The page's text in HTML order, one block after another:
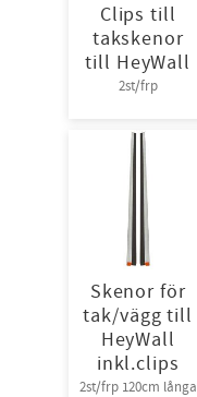
Clips till
takskenor
till HeyWall
2st/frp
Skenor för
tak/vägg till
HeyWall
inkl.clips
2st/frp 120cm långa